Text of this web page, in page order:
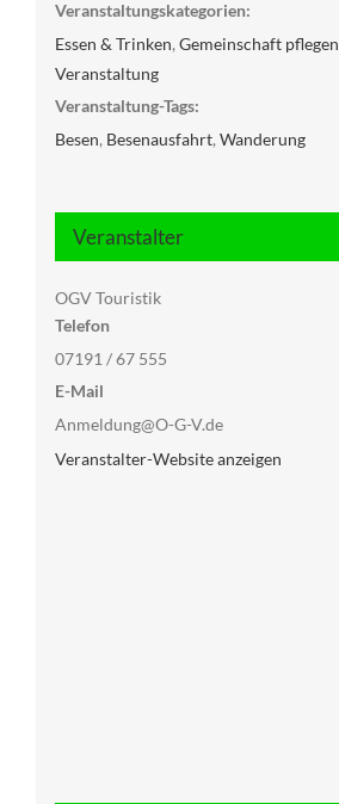
Veranstaltungskategorien:
Essen & Trinken, Gemeinschaft pflegen
Veranstaltung
Veranstaltung-Tags:
Besen, Besenausfahrt, Wanderung
Veranstalter
OGV Touristik
Telefon
07191 / 67 555
E-Mail
Anmeldung@O-G-V.de
Veranstalter-Website anzeigen